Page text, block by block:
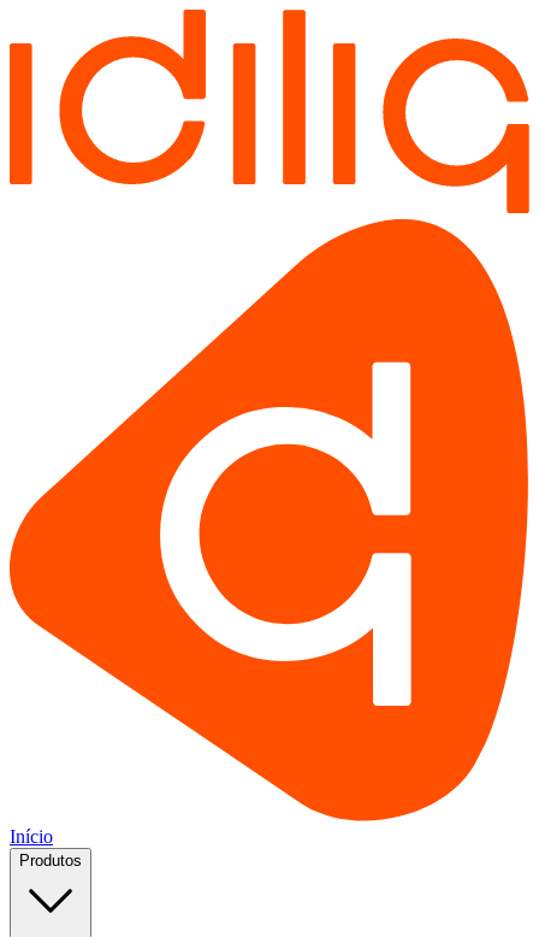
Início
Produtos